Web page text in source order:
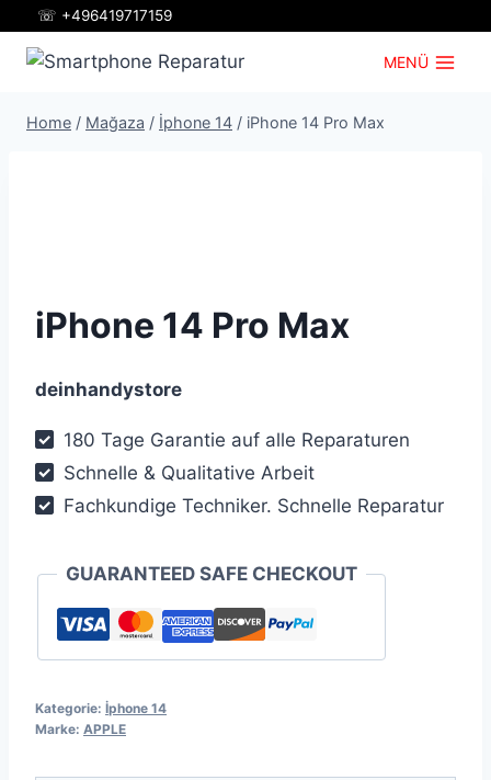
Inhalt
springen
☏ +496419717159
MENÜ
Home / Mağaza / İphone 14 / iPhone 14 Pro Max
iPhone 14 Pro Max
deinhandystore
180 Tage Garantie auf alle Reparaturen
Schnelle & Qualitative Arbeit
Fachkundige Techniker. Schnelle Reparatur
GUARANTEED SAFE CHECKOUT
Kategorie: İphone 14
Marke: APPLE